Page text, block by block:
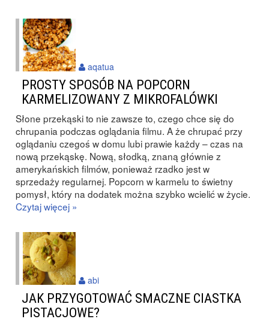
PROSTY SPOSÓB NA POPCORN
KARMELIZOWANY Z MIKROFALÓWKI
Słone przekąski to nie zawsze to, czego chce się do
chrupania podczas oglądania filmu. A że chrupać przy
oglądaniu czegoś w domu lubi prawie każdy – czas na
nową przekąskę. Nową, słodką, znaną głównie z
amerykańskich filmów, ponieważ rzadko jest w
sprzedaży regularnej. Popcorn w karmelu to świetny
pomysł, który na dodatek można szybko wcielić w życie.
Czytaj więcej »
aqatua
JAK PRZYGOTOWAĆ SMACZNE CIASTKA
PISTACJOWE?
abi